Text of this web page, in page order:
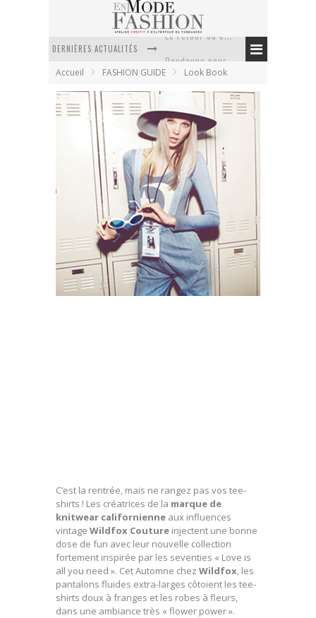
DERNIÈRES ACTUALITÉS
La trousse de toilette : l’accessoire indispensable de voyage
Week-end spa en automne : quel maillot de bain choisir ?
Le retour du cachemire version casual
Accueil FASHION GUIDE Look Book
Wildfox Couture automne hiver 2011
Margaux, rédactrice
8 septembre 2011
Look Book
C’est la rentrée, mais ne rangez pas vos tee-
shirts ! Les créatrices de la marque de
knitwear californienne aux influences
vintage Wildfox Couture injectent une bonne
dose de fun avec leur nouvelle collection
fortement inspirée par les seventies « Love is
all you need ». Cet Automne chez Wildfox, les
pantalons fluides extra-larges côtoient les tee-
shirts doux à franges et les robes à fleurs,
dans une ambiance très « flower power ».